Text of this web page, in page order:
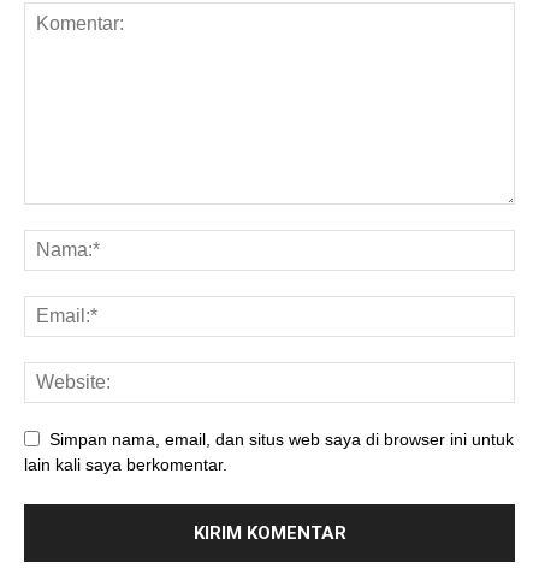
Simpan nama, email, dan situs web saya di browser ini untuk
lain kali saya berkomentar.